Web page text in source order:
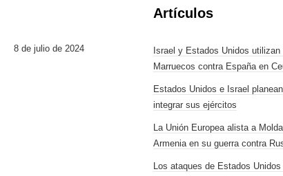
8 de julio de 2024
Artículos
Israel y Estados Unidos utilizan
Marruecos contra España en
Estados Unidos e Israel planean
integrar sus ejércitos
La Unión Europea alista a
Armenia en su guerra contra
Los ataques de Estados Unidos